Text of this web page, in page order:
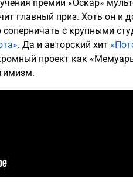
премии «Оскар»
главный приз. Хоть он и
с крупными
. Да и авторский хит
проект как